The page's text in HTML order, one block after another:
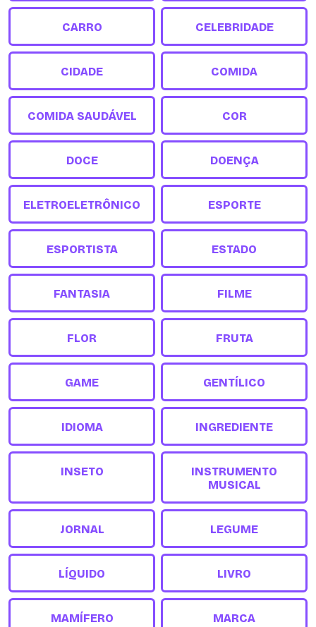
CARRO CELEBRIDADE
CIDADE COMIDA
COMIDA SAUDÁVEL COR
DOCE DOENÇA
ELETROELETRÔNICO ESPORTE
ESPORTISTA ESTADO
FANTASIA FILME
FLOR FRUTA
GAME GENTÍLICO
IDIOMA INGREDIENTE
INSETO
INSTRUMENTO
MUSICAL
JORNAL LEGUME
LÍQUIDO LIVRO
MAMÍFERO MARCA